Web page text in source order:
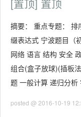
[置顶] 置顶
摘要： 重点专题：
缀表达式 宁波题目（
网络 语言 结构 安全
组合(盒子放球)(插板
题 一般计算 递归分析
posted @ 2016-10-19